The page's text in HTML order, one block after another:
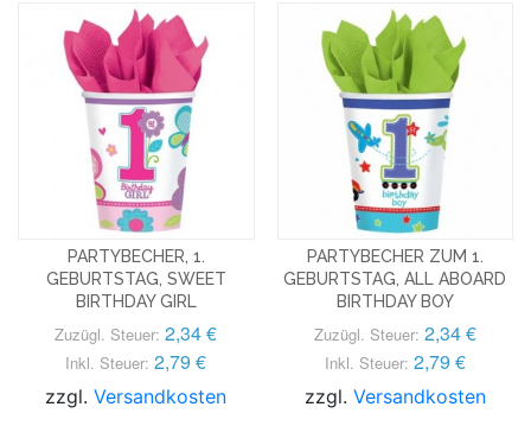
PARTYBECHER, 1.
GEBURTSTAG, SWEET
BIRTHDAY GIRL
Zuzügl. Steuer: 2,34 €
Inkl. Steuer: 2,79 €
zzgl.Versandkosten
PARTYBECHER ZUM 1.
GEBURTSTAG, ALL ABOARD
BIRTHDAY BOY
Zuzügl. Steuer: 2,34 €
Inkl. Steuer: 2,79 €
zzgl. Versandkosten